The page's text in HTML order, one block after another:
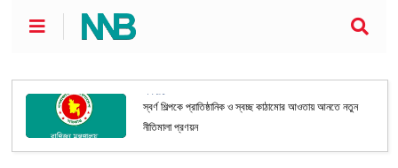
স্বর্ণ শিল্পকে প্রাতিষ্ঠানিক ও স্বচ্ছ কাঠামোর আওতায় আনতে নতুন
নীতিমালা প্রণয়ন